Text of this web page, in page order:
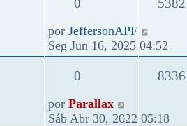
por JeffersonAPF
Seg Jun 16, 2025 04:52
0 8336
por Parallax
Sáb Abr 30, 2022 05:18